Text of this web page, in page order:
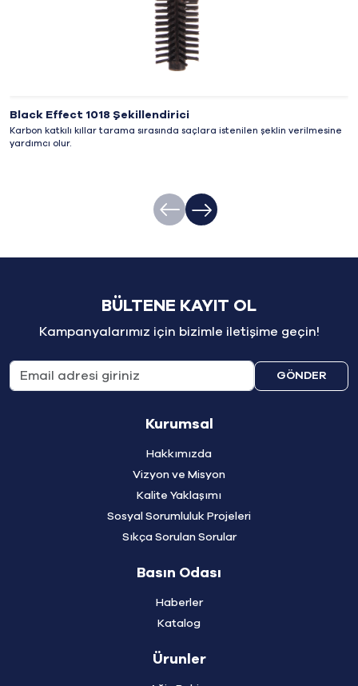
Black Effect 1018 Şekillendirici
Karbon katkılı kıllar tarama sırasında saçlara istenilen şeklin verilmesine
yardımcı olur.
BÜLTENE KAYIT OL
Kampanyalarımız için bizimle iletişime geçin!
GÖNDER
Kurumsal
Hakkımızda
Vizyon ve Misyon
Kalite Yaklaşımı
Sosyal Sorumluluk Projeleri
Sıkça Sorulan Sorular
Basın Odası
Haberler
Katalog
Ürunler